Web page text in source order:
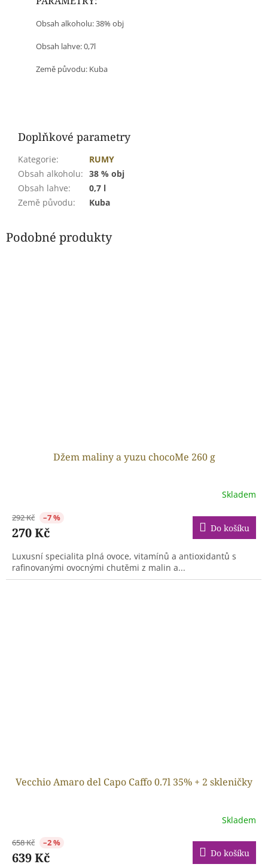
Obsah alkoholu: 38% obj
Obsah lahve: 0,7l
Země původu: Kuba
Doplňkové parametry
Kategorie:
RUMY
Obsah alkoholu: 38 % obj
Obsah lahve:
0,7 l
Země původu: Kuba
Podobné produkty
Džem maliny a yuzu chocoMe 260 g
Skladem
292 Kč –7 %
270 Kč Do košíku
Luxusní specialita plná ovoce, vitamínů a antioxidantů s
rafinovanými ovocnými chutěmi z malin a...
Vecchio Amaro del Capo Caffo 0.7l 35% + 2 skleničky
Skladem
658 Kč –2 %
639 Kč Do košíku